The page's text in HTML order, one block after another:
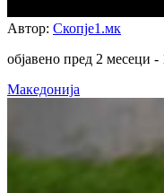
Автор: Скопје1.мк
објавено пред 2 месеци -
Македонија